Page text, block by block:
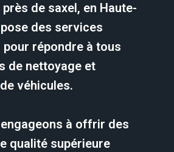
de saxel, en Haute-
des services
répondre à tous
de nettoyage et
véhicules.
à offrir des
qualité supérieure